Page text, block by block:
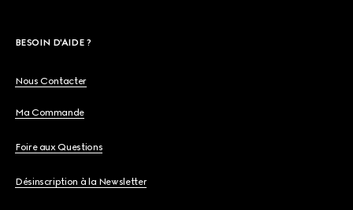
BESOIN D'AIDE ?
Nous Contacter
Ma Commande
Foire aux Questions
Désinscription à la Newsletter